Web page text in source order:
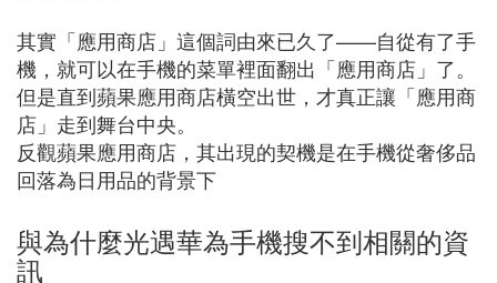
其實「應用商店」這個詞由來已久了——自從有了手
機，就可以在手機的菜單裡面翻出「應用商店」了。
但是直到蘋果應用商店橫空出世，才真正讓「應用商
店」走到舞台中央。
反觀蘋果應用商店，其出現的契機是在手機從奢侈品
回落為日用品的背景下
與為什麼光遇華為手機搜不到相關的資
訊